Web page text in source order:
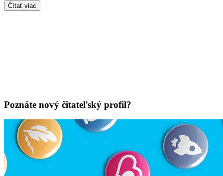
Čítať viac
Poznáte nový čitateľský profil?